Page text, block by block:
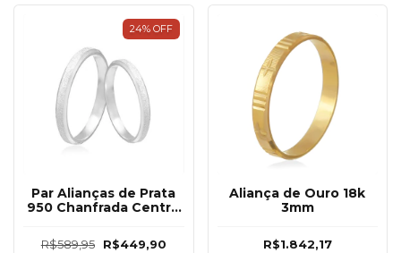
24% OFF
Par Alianças de Prata
950 Chanfrada Centro
R$589,95 R$449,90
Aliança de Ouro 18k
3mm
R$1.842,17